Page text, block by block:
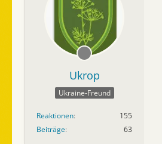
Ukrop
Ukraine-Freund
Reaktionen
155
Beiträge
63